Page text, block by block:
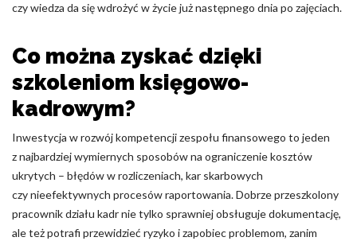
czy wiedza da się wdrożyć w życie już następnego dnia po zajęciach.
Co można zyskać dzięki
szkoleniom księgowo-
kadrowym?
Inwestycja w rozwój kompetencji zespołu finansowego to jeden
z najbardziej wymiernych sposobów na ograniczenie kosztów
ukrytych – błędów w rozliczeniach, kar skarbowych
czy nieefektywnych procesów raportowania. Dobrze przeszkolony
pracownik działu kadr nie tylko sprawniej obsługuje dokumentację,
ale też potrafi przewidzieć ryzyko i zapobiec problemom, zanim
Akceptuj wszystko